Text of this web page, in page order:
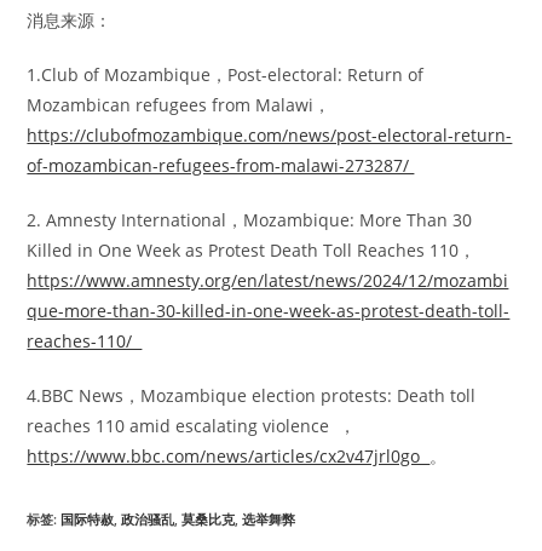
消息来源：
1.Club of Mozambique，Post-electoral: Return of
Mozambican refugees from Malawi，
https://clubofmozambique.com/news/post-electoral-return-
of-mozambican-refugees-from-malawi-273287/
2. Amnesty International，Mozambique: More Than 30
Killed in One Week as Protest Death Toll Reaches 110，
https://www.amnesty.org/en/latest/news/2024/12/mozambi
que-more-than-30-killed-in-one-week-as-protest-death-toll-
reaches-110/
4.BBC News，Mozambique election protests: Death toll
reaches 110 amid escalating violence ，
https://www.bbc.com/news/articles/cx2v47jrl0go 。
标签: 国际特赦 政治骚乱 莫桑比克 选举舞弊